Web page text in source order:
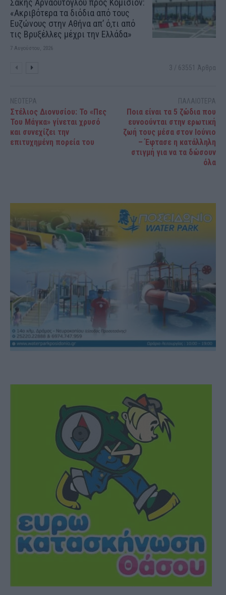
«Ακριβότερα τα διόδια από τους
Ευζώνους στην Αθήνα απ’ ό,τι από
τις Βρυξέλλες μέχρι την Ελλάδα»
7 Αυγούστου, 2026
3 / 63551 Άρθρα
ΝΕΟΤΕΡΑ
Στέλιος Διονυσίου: Το «Πες
Του Μάγκα» γίνεται χρυσό
και συνεχίζει την
επιτυχημένη πορεία του
ΠΑΛΑΙΟΤΕΡΑ
Ποια είναι τα 5 ζώδια που
ευνοούνται στην ερωτική
ζωή τους μέσα στον Ιούνιο
– Έφτασε η κατάλληλη
στιγμή για να τα δώσουν
όλα